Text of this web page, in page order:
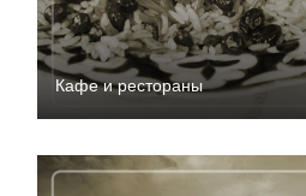
Кафе и рестораны